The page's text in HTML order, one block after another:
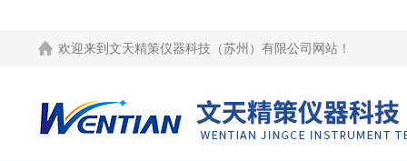
欢迎来到 文天精策仪器科技（苏州）有限公司网站 ！